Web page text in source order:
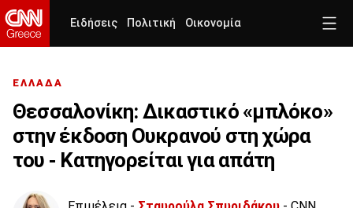
Ειδήσεις Πολιτική Οικονομία
ΕΛΛΑΔΑ
Θεσσαλονίκη: Δικαστικό «μπλόκο»
στην έκδοση Ουκρανού στη χώρα
του - Κατηγορείται για απάτη